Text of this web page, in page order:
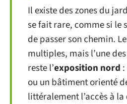
Il existe des zones du
se fait rare, comme si le
de passer son chemin.
multiples, mais l’une
reste l’exposition nord
ou un bâtiment orienté
littéralement l’accès à